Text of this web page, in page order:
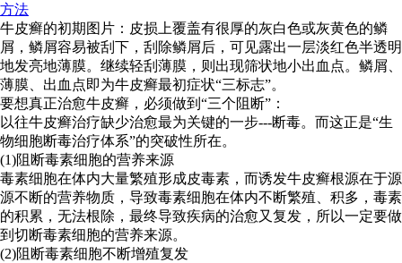
方法
牛皮癣的初期图片：皮损上覆盖有很厚的灰白色或灰黄色的鳞
屑，鳞屑容易被刮下，刮除鳞屑后，可见露出一层淡红色半透明
地发亮地薄膜。继续轻刮薄膜，则出现筛状地小出血点。鳞屑、
薄膜、出血点即为牛皮癣最初症状“三标志”。
要想真正治愈牛皮癣，必须做到“三个阻断”：
以往牛皮癣治疗缺少治愈最为关键的一步---断毒。而这正是“生
物细胞断毒治疗体系”的突破性所在。
(1)阻断毒素细胞的营养来源
毒素细胞在体内大量繁殖形成皮毒素，而诱发牛皮癣根源在于源
源不断的营养物质，导致毒素细胞在体内不断繁殖、积多，毒素
的积累，无法根除，最终导致疾病的治愈又复发，所以一定要做
到切断毒素细胞的营养来源。
(2)阻断毒素细胞不断增殖复发